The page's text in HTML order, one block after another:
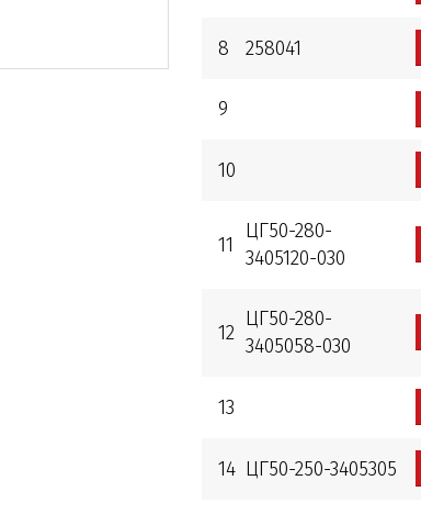
8 258041
9
10
11
ЦГ50-280-
3405120-030
12
ЦГ50-280-
3405058-030
13
14 ЦГ50-250-3405305